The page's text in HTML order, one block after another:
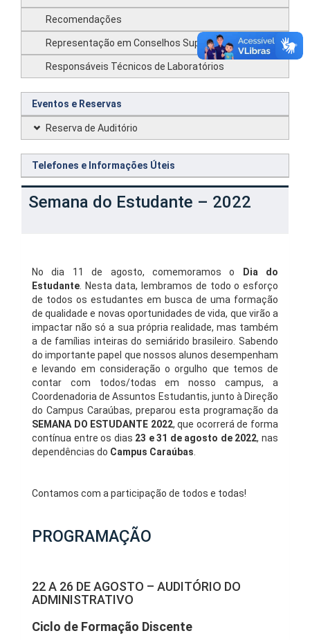
Recomendações
Representação em Conselhos Superiores
Responsáveis Técnicos de Laboratórios
Eventos e Reservas
Reserva de Auditório
Telefones e Informações Úteis
Semana do Estudante – 2022
No dia 11 de agosto, comemoramos o
Dia do
Estudante . Nesta data, lembramos de todo o esforço
de todos os estudantes em busca de uma formação
de qualidade e novas oportunidades de vida, que virão a
impactar não só a sua própria realidade, mas também
a de famílias inteiras do semiárido brasileiro. Sabendo
do importante papel que nossos alunos desempenham
e levando em consideração o orgulho que temos de
contar com todos/todas em nosso campus, a
Coordenadoria de Assuntos Estudantis, junto à Direção
do Campus Caraúbas, preparou esta programação da
SEMANA DO ESTUDANTE 2022, que ocorrerá de forma
contínua entre os dias 23 e 31 de agosto de 2022, nas
dependências do Campus Caraúbas
Contamos com a participação de todos e todas!
PROGRAMAÇÃO
22 A 26 DE AGOSTO – AUDITÓRIO DO
ADMINISTRATIVO
Ciclo de Formação Discente